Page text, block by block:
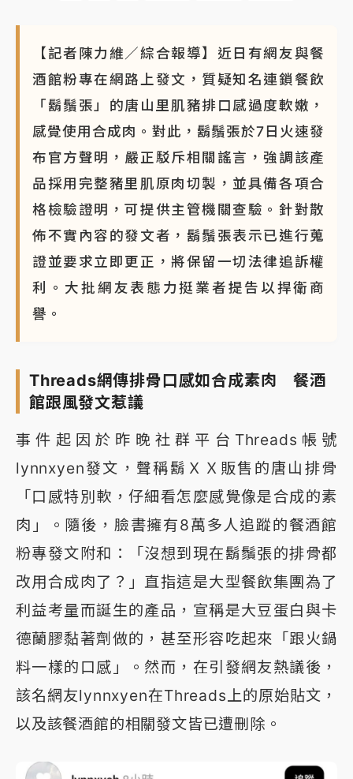
【記者陳力維／綜合報導】近日有網友與餐
酒館粉專在網路上發文，質疑知名連鎖餐飲
「鬍鬚張」的唐山里肌豬排口感過度軟嫩，
感覺使用合成肉。對此，鬍鬚張於7日火速發
布官方聲明，嚴正駁斥相關謠言，強調該產
品採用完整豬里肌原肉切製，並具備各項合
格檢驗證明，可提供主管機關查驗。針對散
佈不實內容的發文者，鬍鬚張表示已進行蒐
證並要求立即更正，將保留一切法律追訴權
利。大批網友表態力挺業者提告以捍衛商
譽。
Threads網傳排骨口感如合成素肉 餐酒
館跟風發文惹議
事件起因於昨晚社群平台Threads帳號
lynnxyen發文，聲稱鬍ＸＸ販售的唐山排骨
「口感特別軟，仔細看怎麼感覺像是合成的素
肉」。隨後，臉書擁有8萬多人追蹤的餐酒館
粉專發文附和：「沒想到現在鬍鬚張的排骨都
改用合成肉了？」直指這是大型餐飲集團為了
利益考量而誕生的產品，宣稱是大豆蛋白與卡
德蘭膠黏著劑做的，甚至形容吃起來「跟火鍋
料一樣的口感」。然而，在引發網友熱議後，
該名網友lynnxyen在Threads上的原始貼文，
以及該餐酒館的相關發文皆已遭刪除。